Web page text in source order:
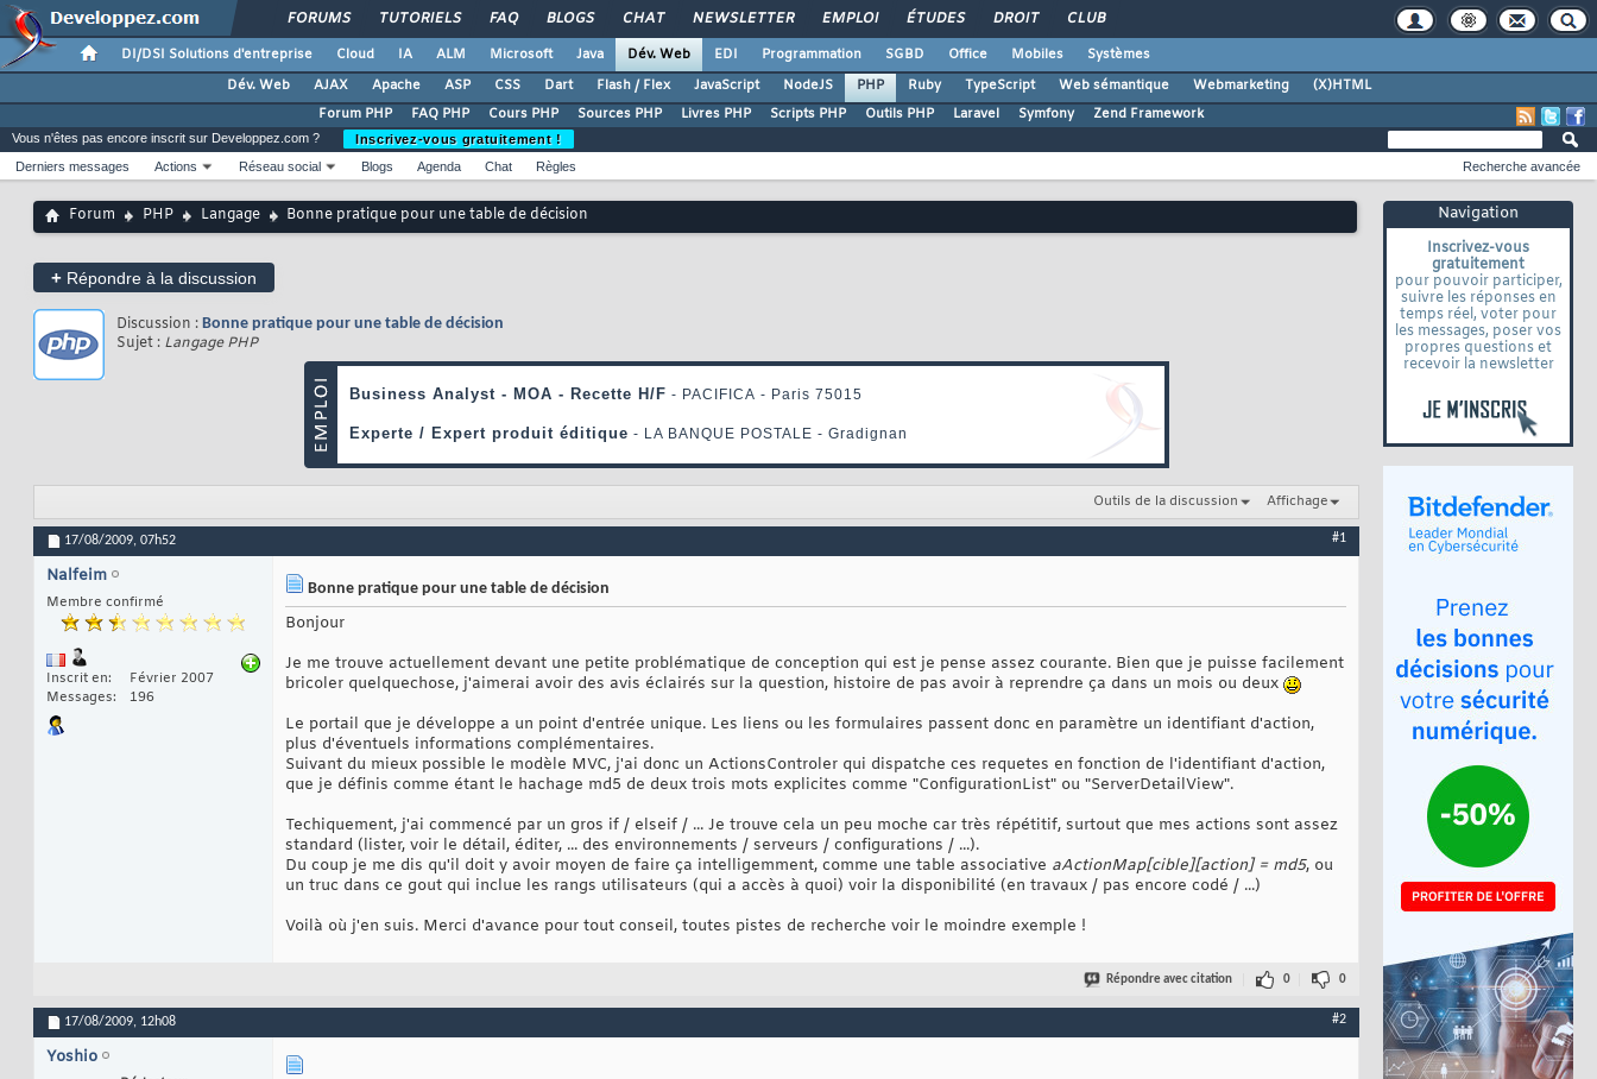
FORUMS TUTORIELS FAQ BLOGS CHAT NEWSLETTER EMPLOI ÉTUDES DROIT CLUB
DI/DSI Solutions d'entreprise Cloud IA ALM Microsoft Java Dév. Web EDI Programmation SGBD Office Mobiles
Systèmes
Dév. Web
AJAX Apache ASP CSS Dart Flash / Flex JavaScript NodeJS PHP Ruby TypeScript Web sémantique Webmarketing
(X)HTML
Forum PHP
FAQ PHP Cours PHP Sources PHP Livres PHP Scripts PHP Outils PHP Laravel Symfony Zend Framework
Navigation
Inscrivez-vous
gratuitement
pour pouvoir participer,
suivre les réponses en
temps réel, voter pour
les messages, poser vos
propres questions et
recevoir la newsletter
Vous n'êtes pas encore inscrit sur Developpez.com ?
Inscrivez-vous gratuitement !
Derniers messages
Actions Réseau social Blogs Agenda Chat Règles Recherche avancée
Forum PHP Langage Bonne pratique pour une table de décision
+ Répondre à la discussion
Discussion : Bonne pratique pour une table de décision
Sujet : Langage PHP
Outils de la discussion Affichage
17/08/2009, 07h52 #1
Nalfeim
Membre confirmé
Inscrit en
Février 2007
Messages
196
Bonne pratique pour une table de décision
Bonjour
Je me trouve actuellement devant une petite problématique de conception qui est je pense assez courante. Bien que je puisse facilement
bricoler quelquechose, j'aimerai avoir des avis éclairés sur la question, histoire de pas avoir à reprendre ça dans un mois ou deux
Le portail que je développe a un point d'entrée unique. Les liens ou les formulaires passent donc en paramètre un identifiant d'action,
plus d'éventuels informations complémentaires.
Suivant du mieux possible le modèle MVC, j'ai donc un ActionsControler qui dispatche ces requetes en fonction de l'identifiant d'action,
que je définis comme étant le hachage md5 de deux trois mots explicites comme "ConfigurationList" ou "ServerDetailView".
Techiquement, j'ai commencé par un gros if / elseif / ... Je trouve cela un peu moche car très répétitif, surtout que mes actions sont assez
standard (lister, voir le détail, éditer, ... des environnements / serveurs / configurations / ...).
Du coup je me dis qu'il doit y avoir moyen de faire ça intelligemment, comme une table associative aActionMap[cible][action] = md5, ou
un truc dans ce gout qui inclue les rangs utilisateurs (qui a accès à quoi) voir la disponibilité (en travaux / pas encore codé / ...)
Voilà où j'en suis. Merci d'avance pour tout conseil, toutes pistes de recherche voir le moindre exemple !
Répondre avec citation 0 0
17/08/2009, 12h08 #2
Yoshio